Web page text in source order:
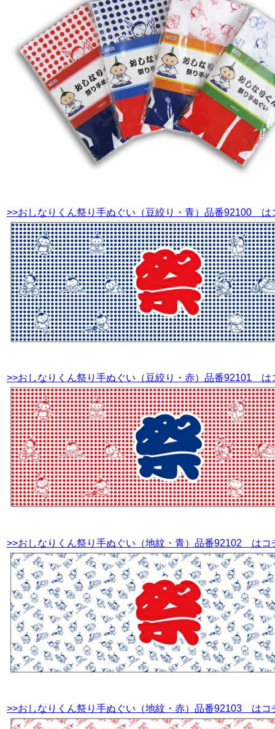
>>おしなりくん祭り手ぬぐい（豆絞り・青）品番92100 は
>>おしなりくん祭り手ぬぐい（豆絞り・赤）品番92101 は
>>おしなりくん祭り手ぬぐい（地紋・青）品番92102 はコ
>>おしなりくん祭り手ぬぐい（地紋・赤）品番92103 はコ